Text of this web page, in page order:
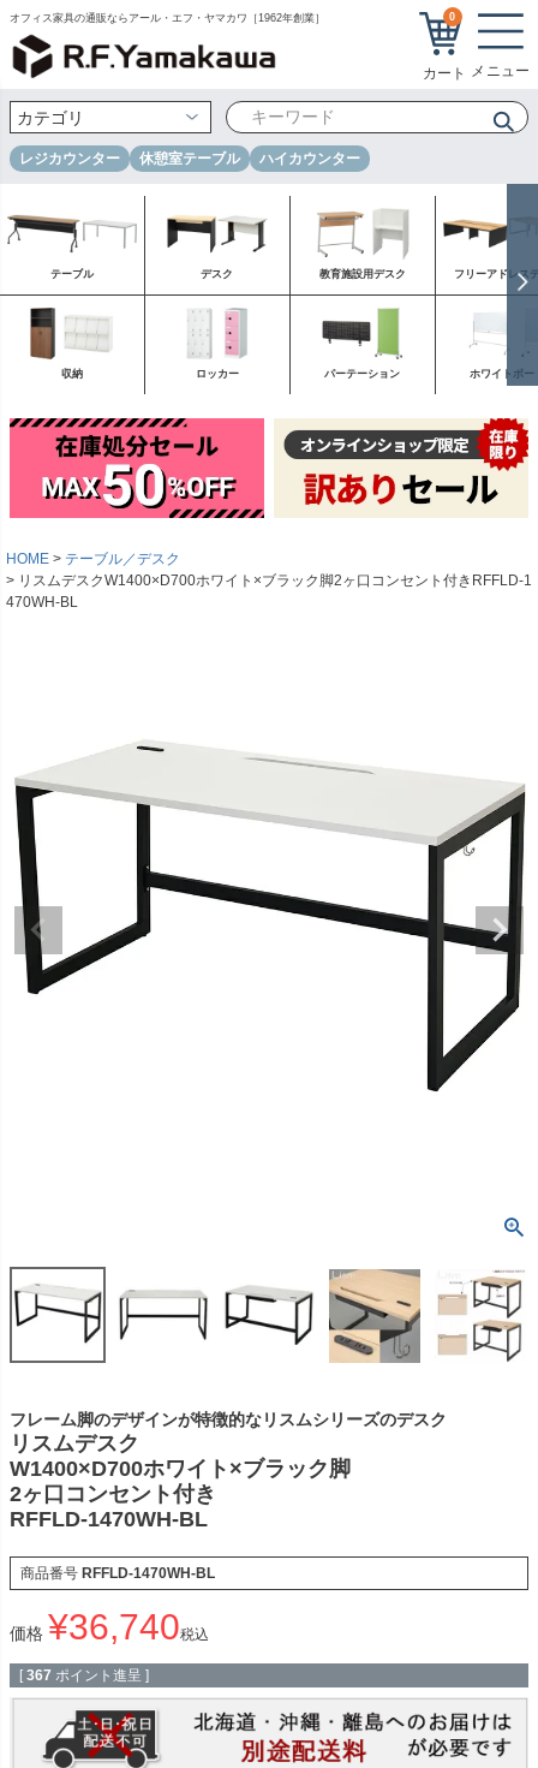
オフィス家具の通販ならアール・エフ・ヤマカワ［1962年創業］ 0
レジカウンター 休憩室テーブル ハイカウンター
テーブル デスク 教育施設用デスク フリーアドレス
収納 ロッカー パーテーション ホワイトボー
HOME
テーブル／デスク
リスムデスクW1400×D700ホワイト×ブラック脚2ヶ口コンセント付きRFFLD-1
470WH-BL
フレーム脚のデザインが特徴的なリスムシリーズのデスク
リスムデスク
W1400×D700ホワイト×ブラック脚
2ヶ口コンセント付き
RFFLD-1470WH-BL
商品番号 RFFLD-1470WH-BL
価格 ¥36,740税込
[ 367 ポイント進呈 ]